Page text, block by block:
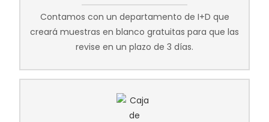
Contamos con un departamento de I+D que
creará muestras en blanco gratuitas para que las
revise en un plazo de 3 días.